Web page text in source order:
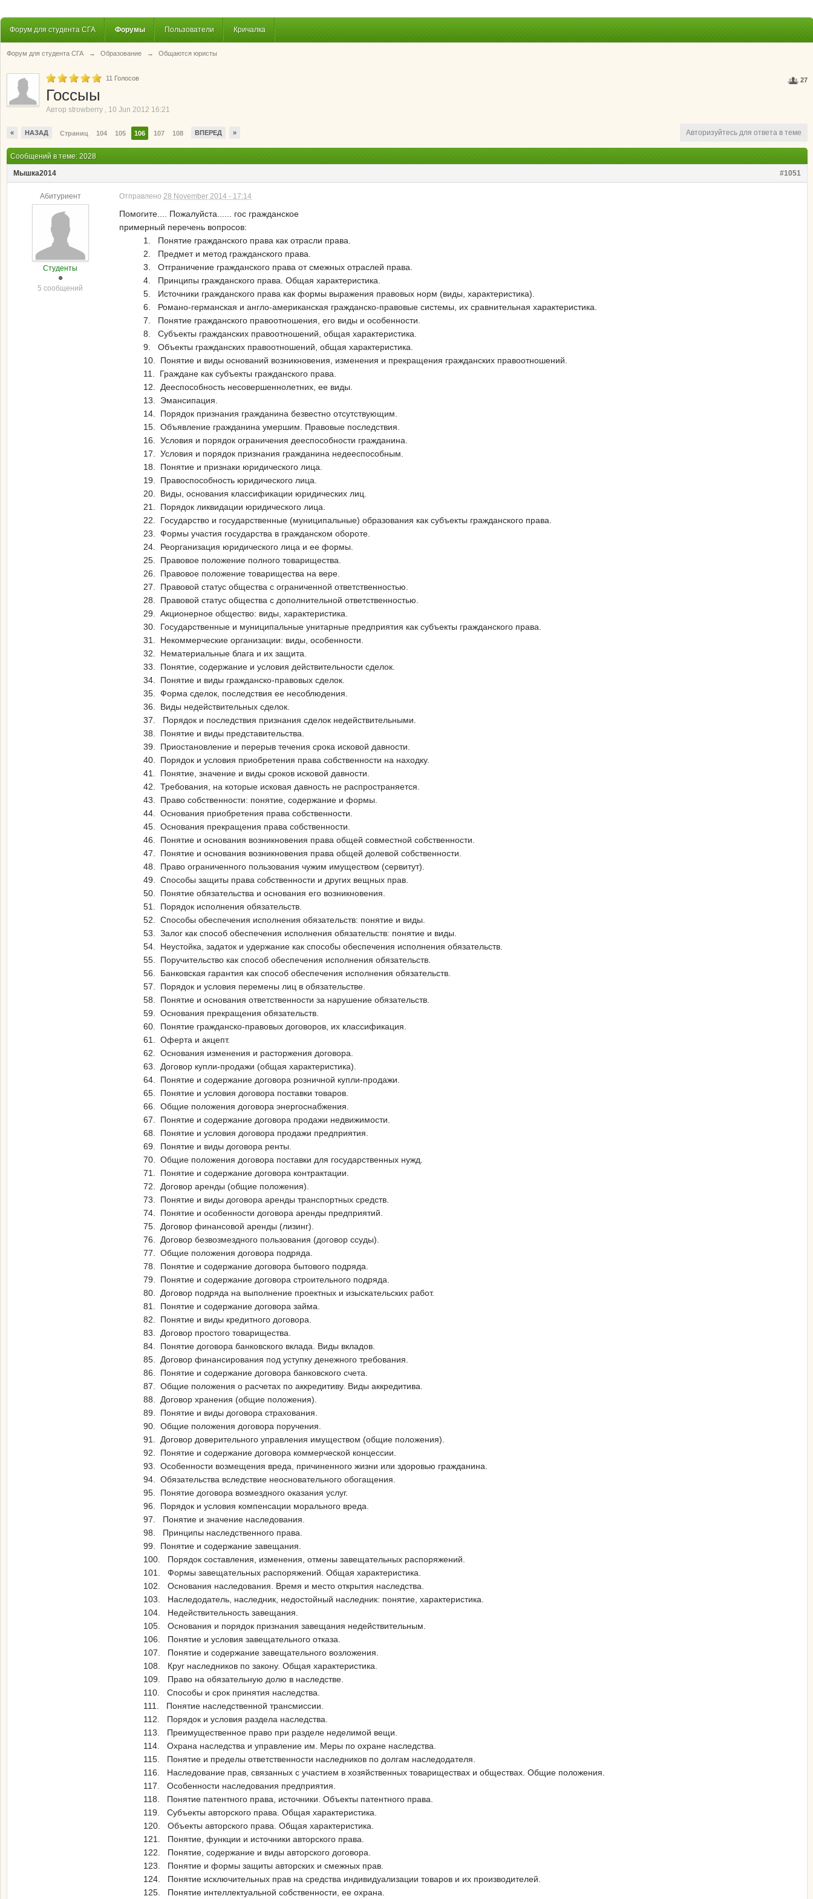
Форум для студента СГА Форумы Пользователи Кричалка
Форум для студента СГА → Образование → Общаются юристы
27
11 Голосов
Госсыы
Автор strowberry , 10 Jun 2012 16:21
« НАЗАД Страниц 104 105 106 107 108 ВПЕРЕД » Авторизуйтесь для ответа в теме
Сообщений в теме: 2028
#1051
Мышка2014
Абитуриент
Студенты
5 сообщений
Отправлено 28 November 2014 - 17:14
Помогите.... Пожалуйста...... гос гражданское
примерный перечень вопросов:
1. Понятие гражданского права как отрасли права.
2. Предмет и метод гражданского права.
3. Отграничение гражданского права от смежных отраслей права.
4. Принципы гражданского права. Общая характеристика.
5. Источники гражданского права как формы выражения правовых норм (виды, характеристика).
6. Романо-германская и англо-американская гражданско-правовые системы, их сравнительная характеристика.
7. Понятие гражданского правоотношения, его виды и особенности.
8. Субъекты гражданских правоотношений, общая характеристика.
9. Объекты гражданских правоотношений, общая характеристика.
10. Понятие и виды оснований возникновения, изменения и прекращения гражданских правоотношений.
11. Граждане как субъекты гражданского права.
12. Дееспособность несовершеннолетних, ее виды.
13. Эмансипация.
14. Порядок признания гражданина безвестно отсутствующим.
15. Объявление гражданина умершим. Правовые последствия.
16. Условия и порядок ограничения дееспособности гражданина.
17. Условия и порядок признания гражданина недееспособным.
18. Понятие и признаки юридического лица.
19. Правоспособность юридического лица.
20. Виды, основания классификации юридических лиц.
21. Порядок ликвидации юридического лица.
22. Государство и государственные (муниципальные) образования как субъекты гражданского права.
23. Формы участия государства в гражданском обороте.
24. Реорганизация юридического лица и ее формы.
25. Правовое положение полного товарищества.
26. Правовое положение товарищества на вере.
27. Правовой статус общества с ограниченной ответственностью.
28. Правовой статус общества с дополнительной ответственностью.
29. Акционерное общество: виды, характеристика.
30. Государственные и муниципальные унитарные предприятия как субъекты гражданского права.
31. Некоммерческие организации: виды, особенности.
32. Нематериальные блага и их защита.
33. Понятие, содержание и условия действительности сделок.
34. Понятие и виды гражданско-правовых сделок.
35. Форма сделок, последствия ее несоблюдения.
36. Виды недействительных сделок.
37. Порядок и последствия признания сделок недействительными.
38. Понятие и виды представительства.
39. Приостановление и перерыв течения срока исковой давности.
40. Порядок и условия приобретения права собственности на находку.
41. Понятие, значение и виды сроков исковой давности.
42. Требования, на которые исковая давность не распространяется.
43. Право собственности: понятие, содержание и формы.
44. Основания приобретения права собственности.
45. Основания прекращения права собственности.
46. Понятие и основания возникновения права общей совместной собственности.
47. Понятие и основания возникновения права общей долевой собственности.
48. Право ограниченного пользования чужим имуществом (сервитут).
49. Способы защиты права собственности и других вещных прав.
50. Понятие обязательства и основания его возникновения.
51. Порядок исполнения обязательств.
52. Способы обеспечения исполнения обязательств: понятие и виды.
53. Залог как способ обеспечения исполнения обязательств: понятие и виды.
54. Неустойка, задаток и удержание как способы обеспечения исполнения обязательств.
55. Поручительство как способ обеспечения исполнения обязательств.
56. Банковская гарантия как способ обеспечения исполнения обязательств.
57. Порядок и условия перемены лиц в обязательстве.
58. Понятие и основания ответственности за нарушение обязательств.
59. Основания прекращения обязательств.
60. Понятие гражданско-правовых договоров, их классификация.
61. Оферта и акцепт.
62. Основания изменения и расторжения договора.
63. Договор купли-продажи (общая характеристика).
64. Понятие и содержание договора розничной купли-продажи.
65. Понятие и условия договора поставки товаров.
66. Общие положения договора энергоснабжения.
67. Понятие и содержание договора продажи недвижимости.
68. Понятие и условия договора продажи предприятия.
69. Понятие и виды договора ренты.
70. Общие положения договора поставки для государственных нужд.
71. Понятие и содержание договора контрактации.
72. Договор аренды (общие положения).
73. Понятие и виды договора аренды транспортных средств.
74. Понятие и особенности договора аренды предприятий.
75. Договор финансовой аренды (лизинг).
76. Договор безвозмездного пользования (договор ссуды).
77. Общие положения договора подряда.
78. Понятие и содержание договора бытового подряда.
79. Понятие и содержание договора строительного подряда.
80. Договор подряда на выполнение проектных и изыскательских работ.
81. Понятие и содержание договора займа.
82. Понятие и виды кредитного договора.
83. Договор простого товарищества.
84. Понятие договора банковского вклада. Виды вкладов.
85. Договор финансирования под уступку денежного требования.
86. Понятие и содержание договора банковского счета.
87. Общие положения о расчетах по аккредитиву. Виды аккредитива.
88. Договор хранения (общие положения).
89. Понятие и виды договора страхования.
90. Общие положения договора поручения.
91. Договор доверительного управления имуществом (общие положения).
92. Понятие и содержание договора коммерческой концессии.
93. Особенности возмещения вреда, причиненного жизни или здоровью гражданина.
94. Обязательства вследствие неосновательного обогащения.
95. Понятие договора возмездного оказания услуг.
96. Порядок и условия компенсации морального вреда.
97. Понятие и значение наследования.
98. Принципы наследственного права.
99. Понятие и содержание завещания.
100. Порядок составления, изменения, отмены завещательных распоряжений.
101. Формы завещательных распоряжений. Общая характеристика.
102. Основания наследования. Время и место открытия наследства.
103. Наследодатель, наследник, недостойный наследник: понятие, характеристика.
104. Недействительность завещания.
105. Основания и порядок признания завещания недействительным.
106. Понятие и условия завещательного отказа.
107. Понятие и содержание завещательного возложения.
108. Круг наследников по закону. Общая характеристика.
109. Право на обязательную долю в наследстве.
110. Способы и срок принятия наследства.
111. Понятие наследственной трансмиссии.
112. Порядок и условия раздела наследства.
113. Преимущественное право при разделе неделимой вещи.
114. Охрана наследства и управление им. Меры по охране наследства.
115. Понятие и пределы ответственности наследников по долгам наследодателя.
116. Наследование прав, связанных с участием в хозяйственных товариществах и обществах. Общие положения.
117. Особенности наследования предприятия.
118. Понятие патентного права, источники. Объекты патентного права.
119. Субъекты авторского права. Общая характеристика.
120. Объекты авторского права. Общая характеристика.
121. Понятие, функции и источники авторского права.
122. Понятие, содержание и виды авторского договора.
123. Понятие и формы защиты авторских и смежных прав.
124. Понятие исключительных прав на средства индивидуализации товаров и их производителей.
125. Понятие интеллектуальной собственности, ее охрана.